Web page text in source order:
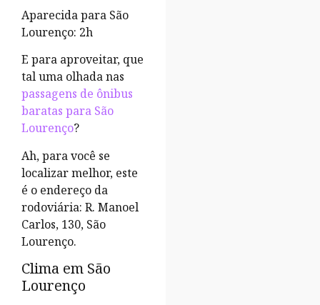
Aparecida para São
Lourenço: 2h
E para aproveitar, que
tal uma olhada nas
passagens de ônibus
baratas para São
Lourenço?
Ah, para você se
localizar melhor, este
é o endereço da
rodoviária: R. Manoel
Carlos, 130, São
Lourenço.
Clima em São
Lourenço